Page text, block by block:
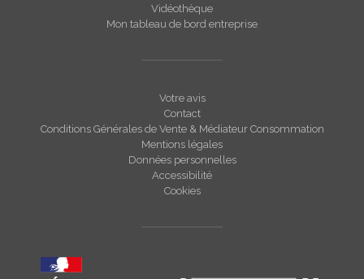
Vidéothèque
Mon tableau de bord entreprise
Votre avis
Contact
Conditions Générales de Vente & Médiateur Consommation
Mentions légales
Données personnelles
Accessibilité
Cookies